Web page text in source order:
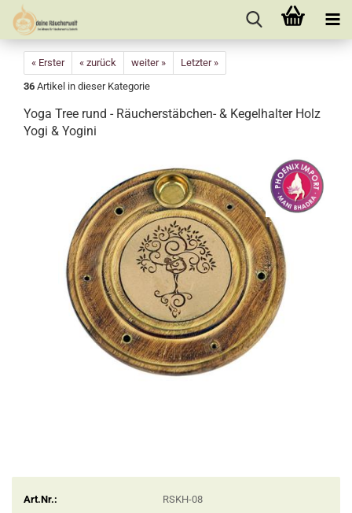
« Erster « zurück weiter »
Letzter »
36 Artikel in dieser Kategorie
Yoga Tree rund - Räucherstäbchen- & Kegelhalter Holz
Yogi & Yogini
Art.Nr.:
RSKH-08